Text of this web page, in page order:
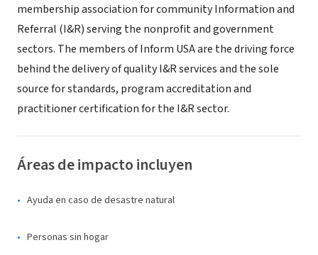
membership association for community Information and
Referral (I&R) serving the nonprofit and government
sectors. The members of Inform USA are the driving force
behind the delivery of quality I&R services and the sole
source for standards, program accreditation and
practitioner certification for the I&R sector.
Áreas de impacto incluyen
Ayuda en caso de desastre natural
Personas sin hogar